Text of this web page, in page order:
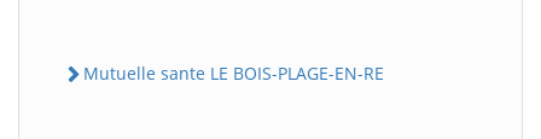
Mutuelle sante LE BOIS-PLAGE-EN-RE